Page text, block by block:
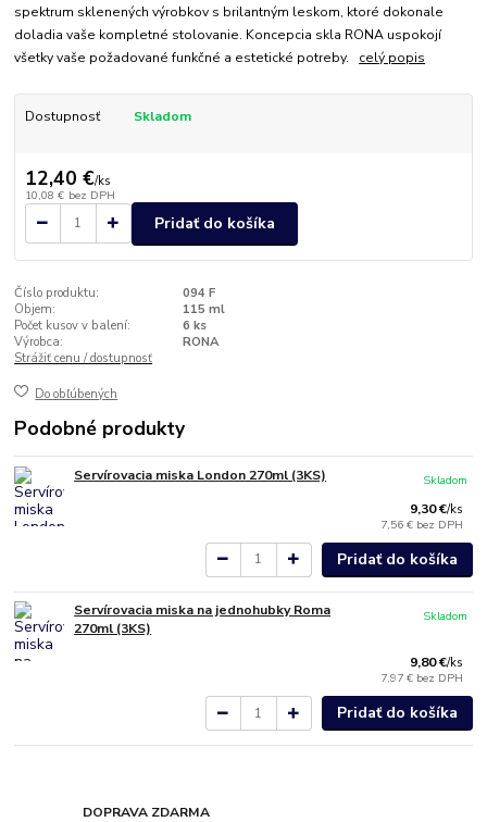
spektrum sklenených výrobkov s brilantným leskom, ktoré dokonale
doladia vaše kompletné stolovanie. Koncepcia skla RONA uspokojí
všetky vaše požadované funkčné a estetické potreby. celý popis
Dostupnosť Skladom
12,40 €/ks
10,08 € bez DPH
Pridať do košíka
Číslo produktu:
094 F
Objem:
115 ml
Počet kusov v balení:
6 ks
Výrobca:
RONA
Strážiť cenu / dostupnosť
Do obľúbených
Podobné produkty
Servírovacia miska London 270ml (3KS)
9,30 €/ks
7,56 € bez DPH
Skladom
Pridať do košíka
Servírovacia miska na jednohubky Roma
270ml (3KS)
9,80 €/ks
7,97 € bez DPH
Skladom
Pridať do košíka
DOPRAVA ZDARMA